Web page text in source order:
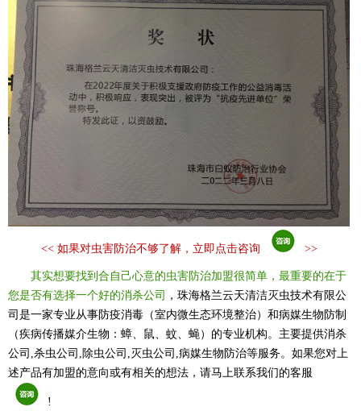
<< 如果对虫害防治不够了解，立即点击咨询 >>
其实想要找到合自己心意的虫害防治加盟很简单，最重要的在于
您是否有选择一个好的消杀公司
，珠海格兰云天清洁灭虫技术有限公
司是一家专业从事防疫消毒（室内微生态环境整治）和病媒生物防制
（疾病传播媒介生物：蟑、鼠、蚊、蝇）的专业机构。主要提供消杀
公司,杀虫公司,除虫公司,灭虫公司,病媒生物防治等服务。如果您对上
述产品有加盟的意向或有相关的想法，请马上联系我们的客服
!